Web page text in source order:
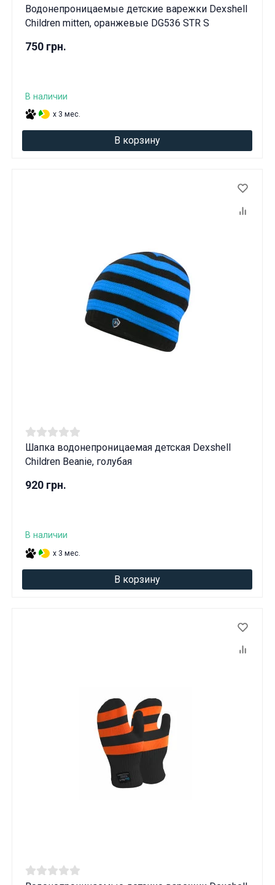
Водонепроницаемые детские варежки Dexshell
Children mitten, оранжевые DG536 STR S
750 грн.
В наличии
x 3 мес.
В корзину
Шапка водонепроницаемая детская Dexshell
Children Beanie, голубая
920 грн.
В наличии
x 3 мес.
В корзину